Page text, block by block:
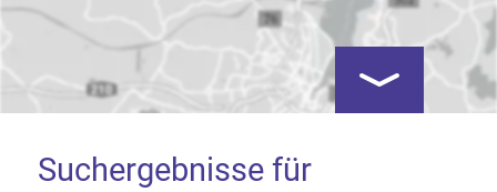
Kartenansicht
Suchergebnisse für